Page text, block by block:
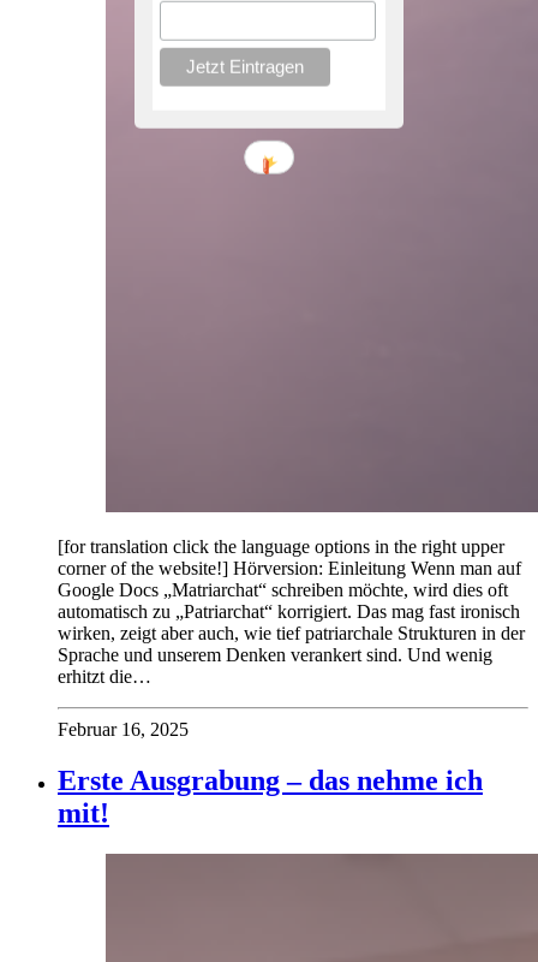
[for translation click the language options in the right upper
corner of the website!] Hörversion: Einleitung Wenn man auf
Google Docs „Matriarchat“ schreiben möchte, wird dies oft
automatisch zu „Patriarchat“ korrigiert. Das mag fast ironisch
wirken, zeigt aber auch, wie tief patriarchale Strukturen in der
Sprache und unserem Denken verankert sind. Und wenig
erhitzt die…
Februar 16, 2025
Erste Ausgrabung – das nehme ich
mit!